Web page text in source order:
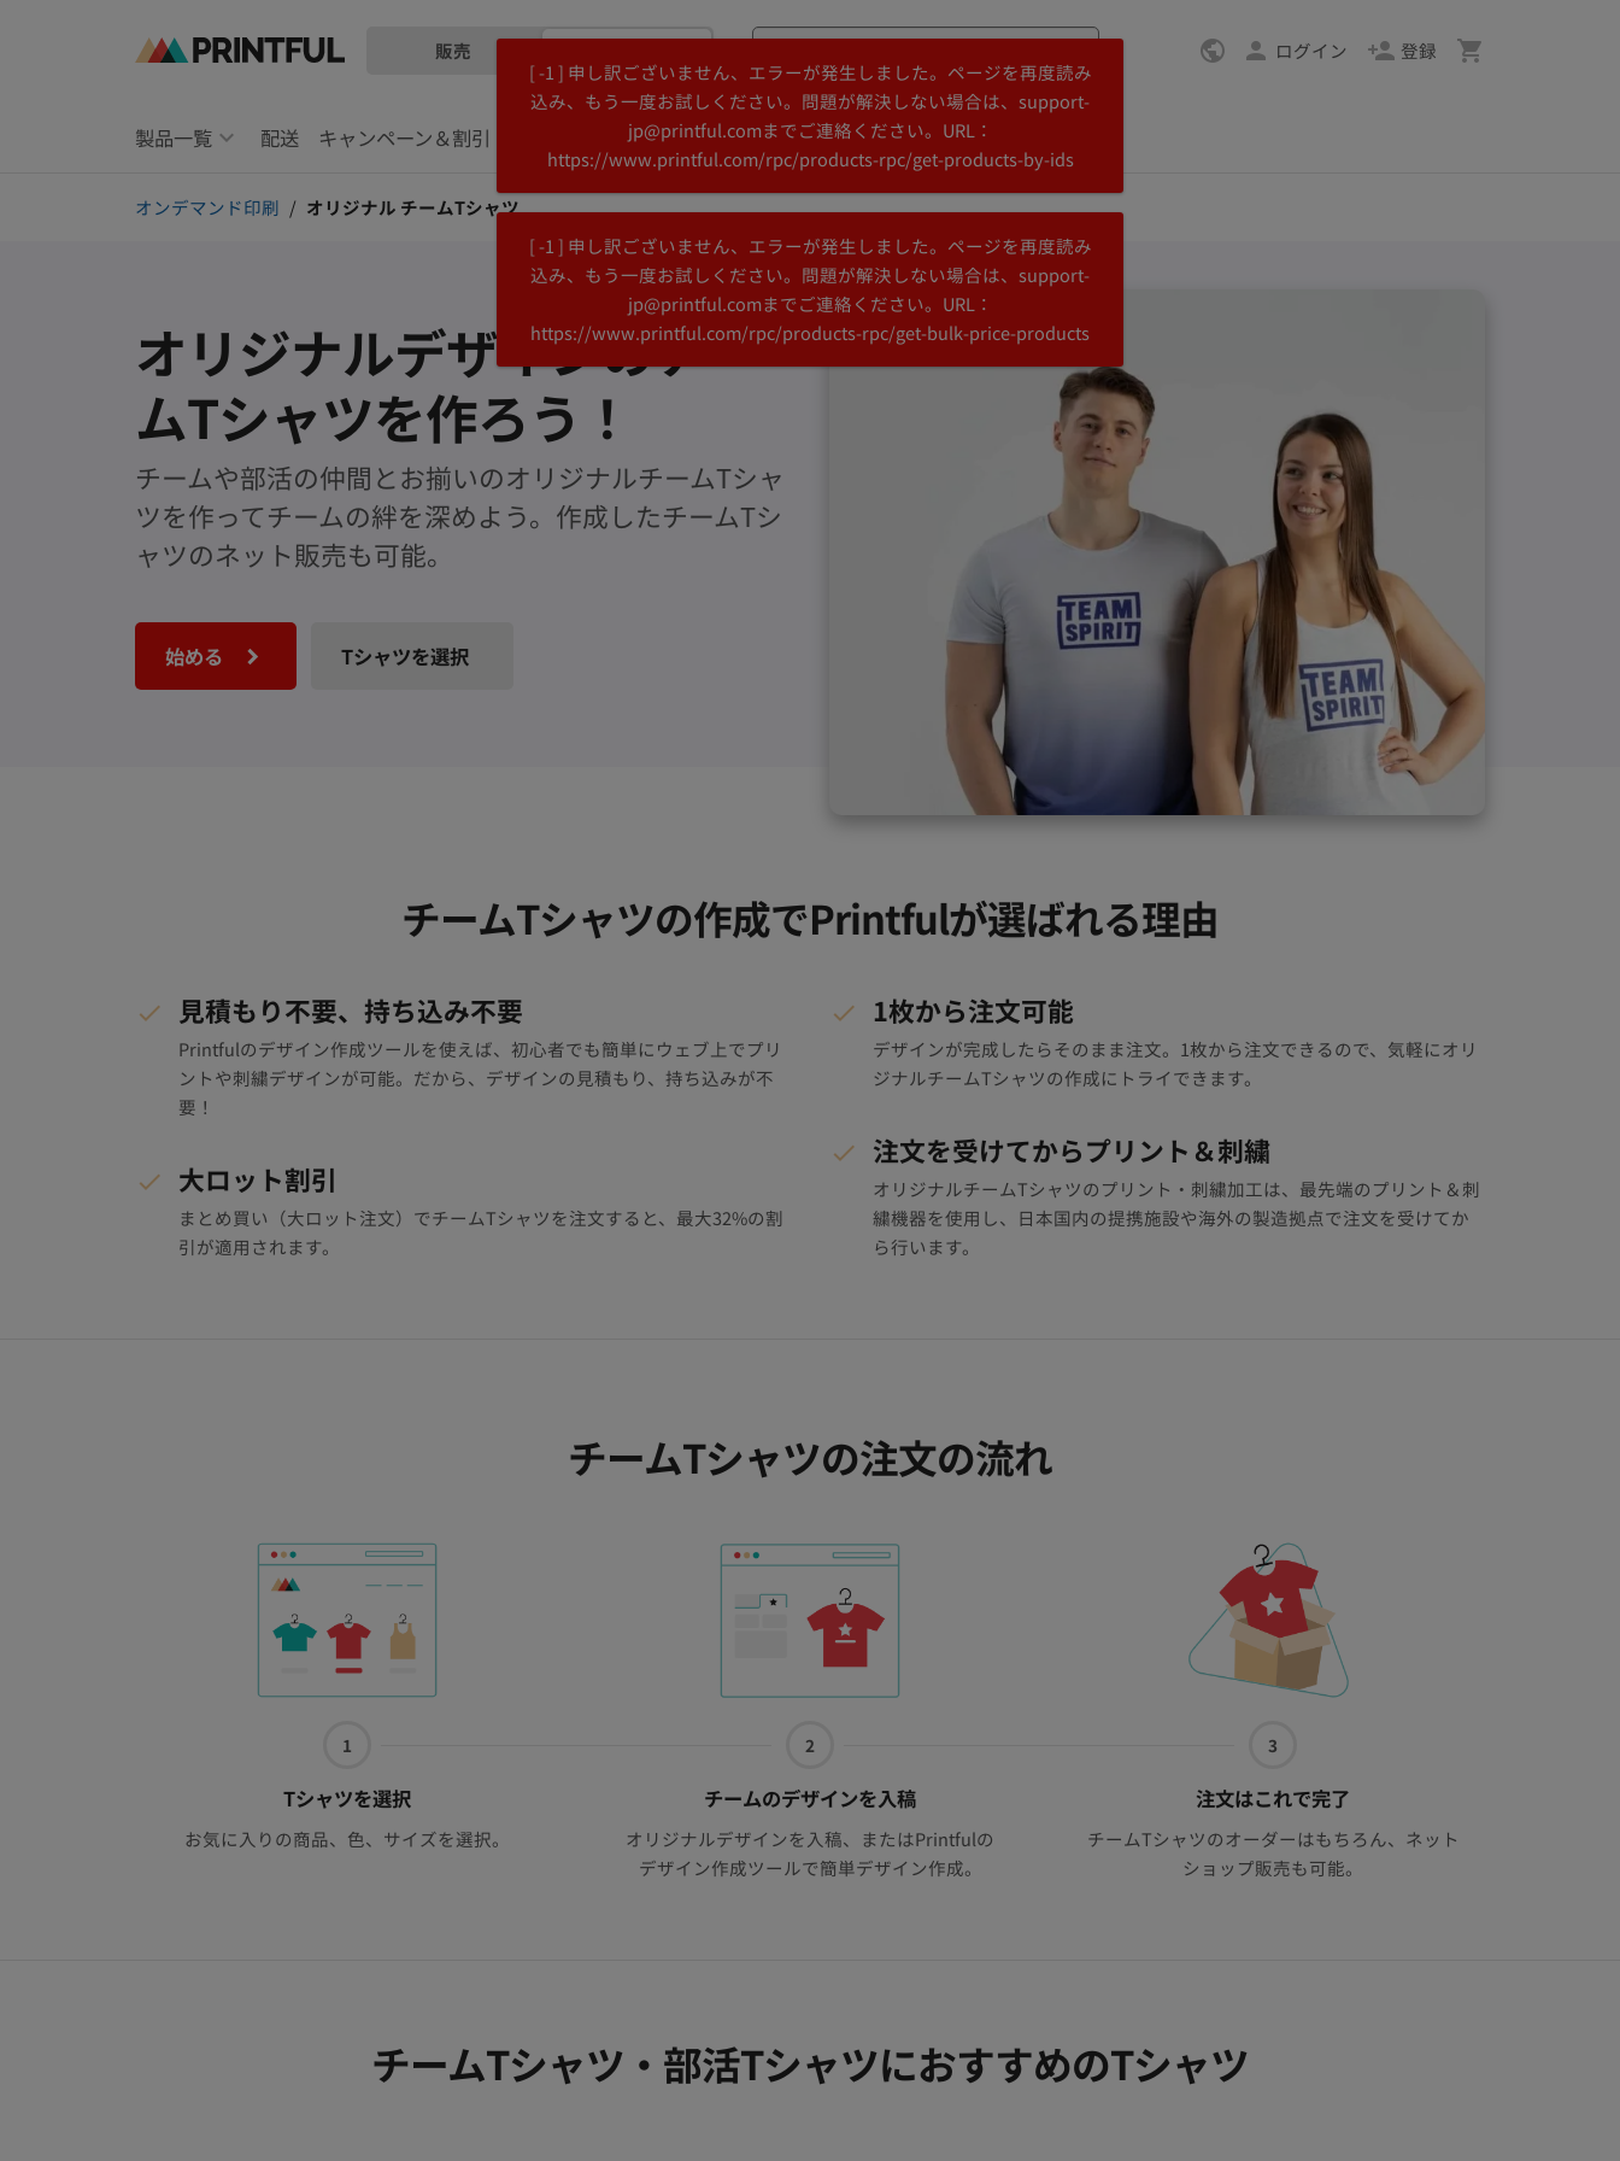
メ
コ
テ
ぶ
Printful
プ
ン
キ
ッ
プ
販売
Search
Printful
Search
Printful
ログイン 登録
製品一覧 配送 キャンペーン＆割引 デザインアイデア リソース
オンデマンド印刷 オリジナル チームTシャツ
オリジナルデザインのチー
ムTシャツを作ろう！
チームや部活の仲間とお揃いのオリジナルチームTシャ
ツを作ってチームの絆を深めよう。作成したチームTシ
ャツのネット販売も可能。
始める Tシャツを選択
チームTシャツの作成でPrintfulが選ばれる理由
見積もり不要、持ち込み不要
Printfulのデザイン作成ツールを使えば、初心者でも簡単にウェブ上でプリ
ントや刺繍デザインが可能。だから、デザインの見積もり、持ち込みが不
要！
大ロット割引
まとめ買い（大ロット注文）でチームTシャツを注文すると、最大32%の割
引が適用されます。
1枚から注文可能
デザインが完成したらそのまま注文。1枚から注文できるので、気軽にオリ
ジナルチームTシャツの作成にトライできます。
注文を受けてからプリント＆刺繍
オリジナルチームTシャツのプリント・刺繍加工は、最先端のプリント＆刺
繍機器を使用し、日本国内の提携施設や海外の製造拠点で注文を受けてか
ら行います。
チームTシャツの注文の流れ
つ
1
Tシャツを選択
お気に入りの商品、色、サイズを選択。
つ
2
チームのデザインを入稿
オリジナルデザインを入稿、またはPrintfulの
デザイン作成ツールで簡単デザイン作成。
つ
3
注文はこれで完了
チームTシャツのオーダーはもちろん、ネット
ショップ販売も可能。
チームTシャツ・部活TシャツにおすすめのTシャツ
[ -1 ] 申し訳ございません、エラーが発生しました。ページを再度読み
込み、もう一度お試しください。問題が解決しない場合は、support-
jp@printful.comまでご連絡ください。URL：
https://www.printful.com/rpc/products-rpc/get-bulk-price-products
[ -1 ] 申し訳ございません、エラーが発生しました。ページを再度読み
込み、もう一度お試しください。問題が解決しない場合は、support-
jp@printful.comまでご連絡ください。URL：
https://www.printful.com/rpc/products-rpc/get-products-by-ids